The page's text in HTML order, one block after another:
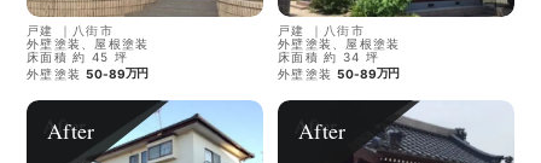
戸建 ｜
八街市
外壁塗装、屋根塗装
床面積 約 45 坪
外壁塗装 50-89万円
戸建 ｜
八街市
外壁塗装、屋根塗装
床面積 約 34 坪
外壁塗装 50-89万円
After After